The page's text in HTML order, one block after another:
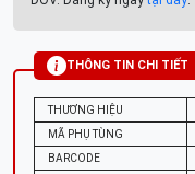
THÔNG TIN CHI TIẾT
THƯƠNG HIỆU
MÃ PHỤ TÙNG
BARCODE